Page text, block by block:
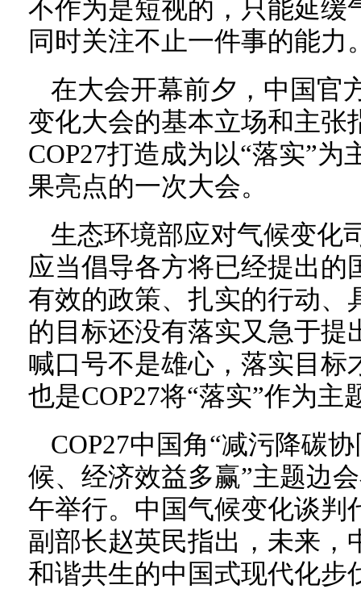
不作为是短视的，只能延缓
同时关注不止一件事的能力
在大会开幕前夕，中国官
变化大会的基本立场和主张
COP27打造成为以“落实”
果亮点的一次大会。
生态环境部应对气候变化
应当倡导各方将已经提出的
有效的政策、扎实的行动、
的目标还没有落实又急于提
喊口号不是雄心，落实目标
也是COP27将“落实”作为主
COP27中国角“减污降碳
候、经济效益多赢”主题边
午举行。中国气候变化谈判
副部长赵英民指出，未来，
和谐共生的中国式现代化步